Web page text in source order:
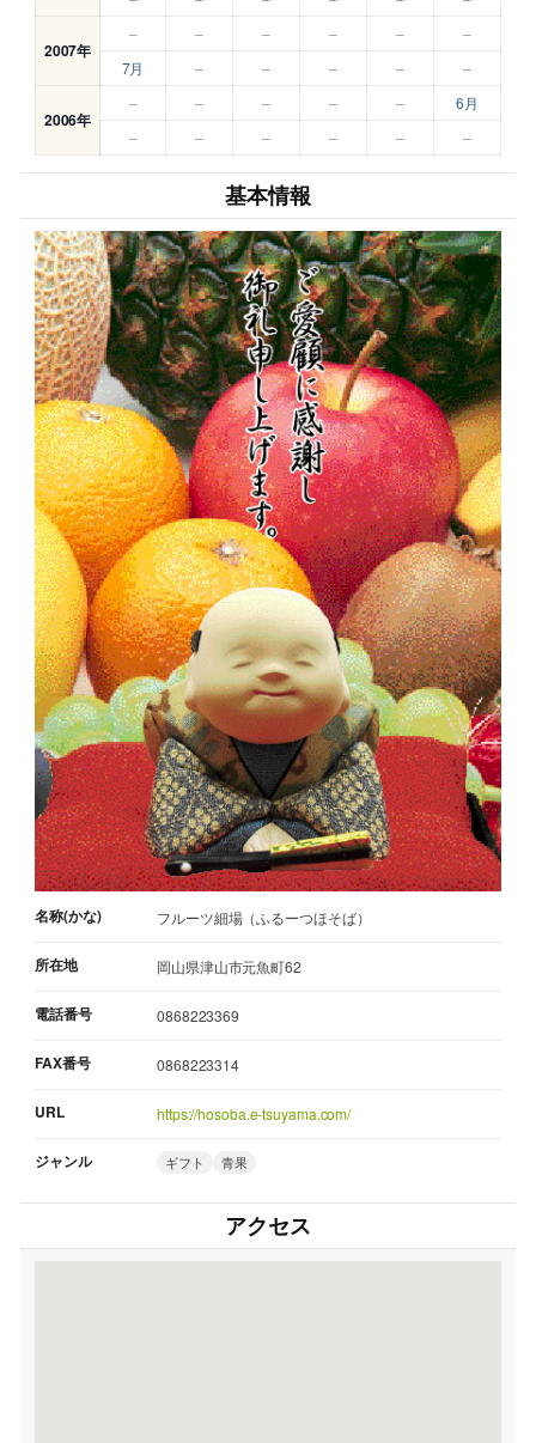
2007年
– – – – –
–
7月
– – – – –
2006年
– – – – –
6月
–
– – – – –
基本情報
名称(かな) フルーツ細場（ふるーつほそば）
所在地 岡山県津山市元魚町62
電話番号 0868223369
FAX番号 0868223314
URL https://hosoba.e-tsuyama.com/
ジャンル ギフト 青果
アクセス